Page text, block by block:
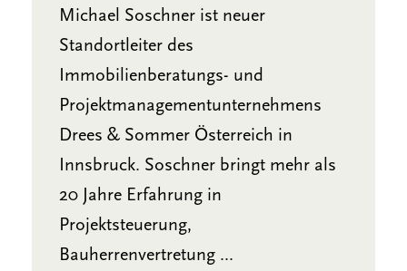
Michael Soschner ist neuer
Standortleiter des
Immobilienberatungs- und
Projektmanagementunternehmens
Drees & Sommer Österreich in
Innsbruck. Soschner bringt mehr als
20 Jahre Erfahrung in
Projektsteuerung,
Bauherrenvertretung ...